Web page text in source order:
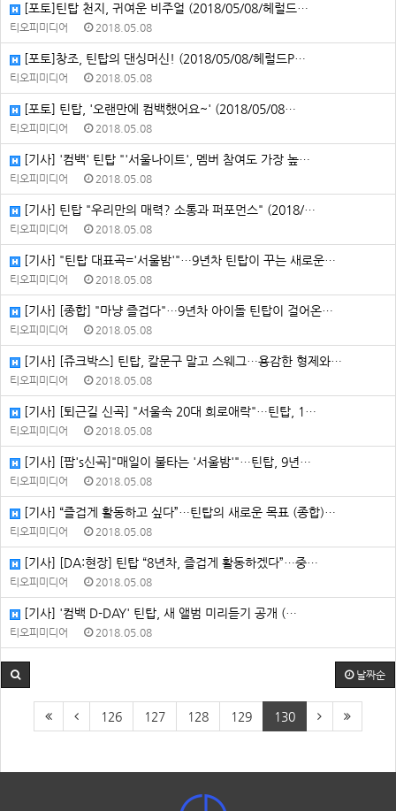
[포토]틴탑 천지, 귀여운 비주얼 (2018/05/08/헤럴드…
티오피미디어 2018.05.08
[포토]창조, 틴탑의 댄싱머신! (2018/05/08/헤럴드P…
티오피미디어 2018.05.08
[포토] 틴탑, '오랜만에 컴백했어요~' (2018/05/08…
티오피미디어 2018.05.08
[기사] '컴백' 틴탑 "'서울나이트', 멤버 참여도 가장 높…
티오피미디어 2018.05.08
[기사] 틴탑 "우리만의 매력? 소통과 퍼포먼스" (2018/…
티오피미디어 2018.05.08
[기사] "틴탑 대표곡='서울밤'"…9년차 틴탑이 꾸는 새로운…
티오피미디어 2018.05.08
[기사] [종합] "마냥 즐겁다"…9년차 아이돌 틴탑이 걸어온…
티오피미디어 2018.05.08
[기사] [쥬크박스] 틴탑, 칼문구 말고 스웨그…용감한 형제와…
티오피미디어 2018.05.08
[기사] [퇴근길 신곡] "서울속 20대 희로애락"…틴탑, 1…
티오피미디어 2018.05.08
[기사] [팝's신곡]"매일이 불타는 '서울밤'"…틴탑, 9년…
티오피미디어 2018.05.08
[기사] “즐겁게 활동하고 싶다”…틴탑의 새로운 목표 (종합)…
티오피미디어 2018.05.08
[기사] [DA:현장] 틴탑 “8년차, 즐겁게 활동하겠다”…중…
티오피미디어 2018.05.08
[기사] '컴백 D-DAY' 틴탑, 새 앨범 미리듣기 공개 (…
티오피미디어 2018.05.08
날짜순
126 127 128 129 130